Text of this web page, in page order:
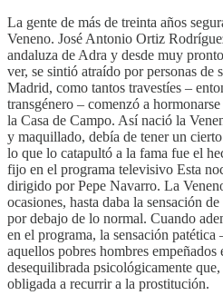
La gente de más de treinta años
Veneno. José Antonio Ortiz
andaluza de Adra y desde muy
ver, se sintió atraído por personas de
Madrid, como tantos travestíes –
transgénero – comenzó a
la Casa de Campo. Así nació la
y maquillado, debía de tener un
lo que lo catapultó a la fama fue el
fijo en el programa televisivo Esta
dirigido por Pepe Navarro. La
ocasiones, hasta daba la sensación
por debajo de lo normal. Cuando
en el programa, la sensación
aquellos pobres hombres empeñados
desequilibrada psicológicamente
obligada a recurrir a la prostitución.